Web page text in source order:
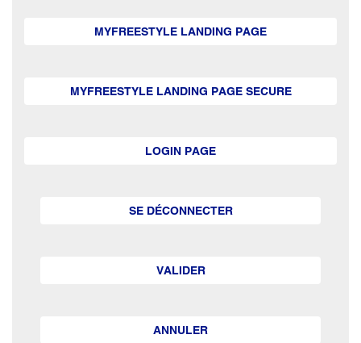
MYFREESTYLE LANDING PAGE
MYFREESTYLE LANDING PAGE SECURE
LOGIN PAGE
SE DÉCONNECTER
VALIDER
ANNULER